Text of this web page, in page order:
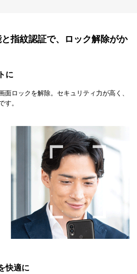
指紋認証で、ロック解除がか
に
面ロックを解除。セキュリティ力が高く、
す。
快適に